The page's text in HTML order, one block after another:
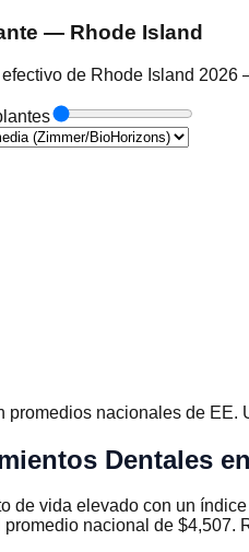
— Rhode Island
de Rhode Island
promedios nacionales de
Dentales
de vida elevado con un
nacional de